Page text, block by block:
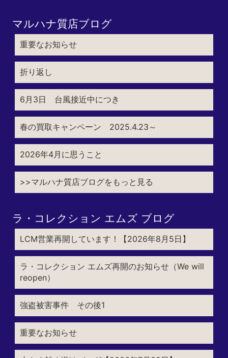
マルハナ質店ブログ
重要なお知らせ
折り返し
6月3日 台風接近中につき
春の買取キャンペーン 2025.4.23～
2026年4月に思うこと
>>マルハナ質店ブログをもっと見る
ラ・コレクション エムズ ブログ
LCM営業再開しています！【2026年8月5日】
ラ・コレクション エムズ再開のお知らせ（We will
reopen）
強盗被害事件 その後1
重要なお知らせ